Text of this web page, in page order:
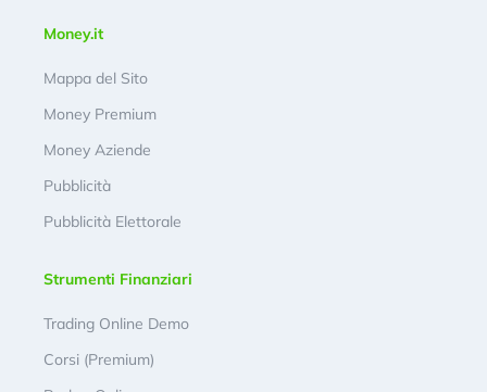
Money.it
Mappa del Sito
Money Premium
Money Aziende
Pubblicità
Pubblicità Elettorale
Strumenti Finanziari
Trading Online Demo
Corsi (Premium)